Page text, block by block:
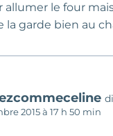
le four
la garde bien au
2015 à 17 h 50 min